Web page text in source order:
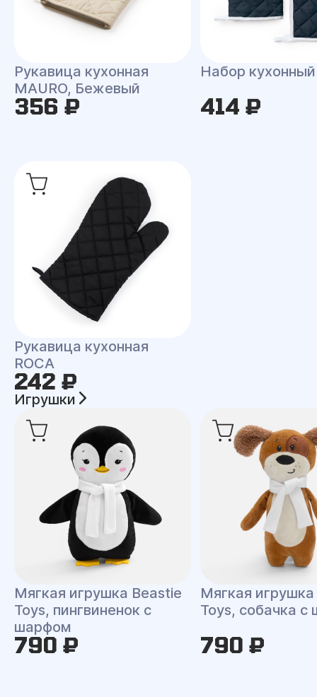
Рукавица кухонная
MAURO, Бежевый
356 ₽
Набор кухонный
414 ₽
Рукавица кухонная
ROCA
242 ₽
Игрушки
Мягкая игрушка Beastie
Toys, пингвиненок с
шарфом
790 ₽
Мягкая
Toys, собачка
790 ₽